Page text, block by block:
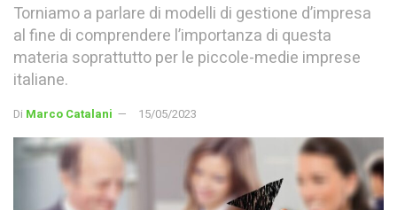
Torniamo a parlare di modelli di gestione d’impresa
al fine di comprendere l’importanza di questa
materia soprattutto per le piccole-medie imprese
italiane.
Di Marco Catalani 15/05/2023